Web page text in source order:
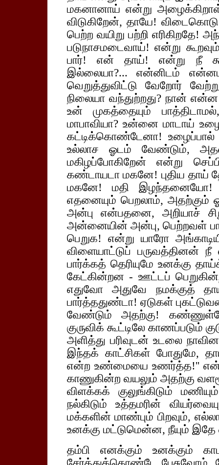
மகனானாய் என்று
விடுகிறேன், தாயே!
பெற்ற வயிறு பற்றி எரிகிறதே!
படுநாசமடைவாய்! என்று
பார்! என் தாய்! என்று நீ
இல்லையா?... என்னிடம்
வெறுத்துவிட்டு வேறோர்
நிலையா வந்துற்றது? நான் என்ன
உன் முகத்தையும்
மாபாவியா? உன்னை மாடாய்
கட்டிக்கொண்டேனா!
உல்லாச ஓடம் வேண்டும்,
மகிழப்போகிறேன் என்று
கண்டாயடா மகனே! புதிய தாய்
மகனே! மதி
எதனையும் பெறலாம்,
அன்பு என்பதனை, அறியாச்
அன்னையின் அன்பு, பெற்றவள்
பெறுக! என்று யாரோ
விளையாட்டுப் பருவத்தினன் நீ
பார்க்கத் தெரியுமே உனக்கு
கேட்கின்றன - ஊட்டப்
எதுவோ அதுவே நமக்குத்
பார்த்ததுண்டா! ஏடுகள்
வேண்டும் அதற்கு!
குருவிக் கூட்டிலே காணப்படும்
அளித்து பரிவுடன் உடலை
இந்தக் காட்சிகள் போதுமே,
என்ற உண்மையை உணர்த்த!''
காணுகின்ற வயலும் அதற்கு
விளக்கக் குலுங்கிடும்
நல்கிடும் உத்தமரின்
மக்களின் மாண்பும் பிறவும்,
உனக்கு மட்டுமென்ன, நீயும்
தம்பி எனக்கும் உனக்கும்